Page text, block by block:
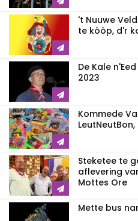
't Nuuwe
te kòòp, d'r
De Kale
2023
Kommede
Steketee te
aflevering
Mottes Ore
Mette bus